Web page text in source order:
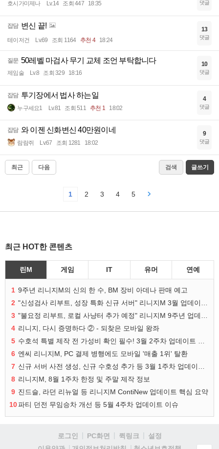
호시가미제나 Lv.14 조회 447 18:35 댓글
잡담 변신 끝!
테이저건 Lv.69 조회 1164 추천 4 18:24
13
댓글
질문 50레벨 마검사 무기 교체 조언 부탁합니다
제임술 Lv.8 조회 329 18:16
10
댓글
잡담 투기장에서 법사 하는일
누구세요1 Lv.81 조회 511 추천 1 18:02
4
댓글
잡담 와 이젠 신화변신 40만원이네
람람쥐 Lv.67 조회 1281 18:02
9
댓글
최근 다음 검색 글쓰기
1 2 3 4 5
최근 HOT한 콘텐츠
린M 게임 IT 유머 연예
1 9주년 리니지M의 신의 한 수, BM 장비 아데나 판매 예고
2
3
4 리니지, 다시 증명하다 ② - 되찾은 모바일 왕좌
5
6 엔씨 리니지M, PC 결제 병행에도 모바일 '매출 1위' 탈환
7
8 리니지M, 8월 1주차 한정 및 주말 제작 정보
9 진드슬, 라던 리뉴얼 등 리니지M ContiNew 업데이트 핵심 요약
10파티 던전 무임승차 개선 등 5월 4주차 업데이트 이슈
로그인 PC화면 퀵링크
설정